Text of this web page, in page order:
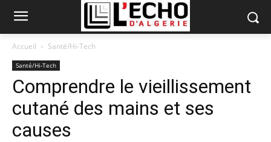
Accueil Santé/Hi-Tech
Santé/Hi-Tech
Comprendre le vieillissement
cutané des mains et ses
causes